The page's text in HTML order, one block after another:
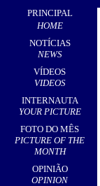
PRINCIPAL
HOME
NOTÍCIAS
NEWS
VÍDEOS
VIDEOS
INTERNAUTA
YOUR PICTURE
FOTO DO MÊS
PICTURE OF THE
MONTH
OPINIÃO
OPINION